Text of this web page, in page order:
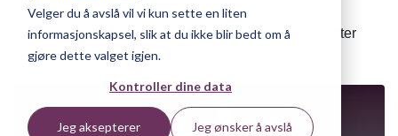
Velger du å avslå vil vi kun sette en liten
informasjonskapsel, slik at du ikke blir bedt om å
gjøre dette valget igjen.
Kontroller dine data
Jeg aksepterer Jeg ønsker å avslå
Publisert 11. januar 2019 | av Ina Svarstad – 3 minutter
lesetid.